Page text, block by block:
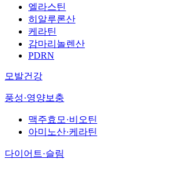
엘라스틴
히알루론산
케라틴
감마리놀렌산
PDRN
모발건강
풍성·영양보충
맥주효모·비오틴
아미노산·케라틴
다이어트·슬림